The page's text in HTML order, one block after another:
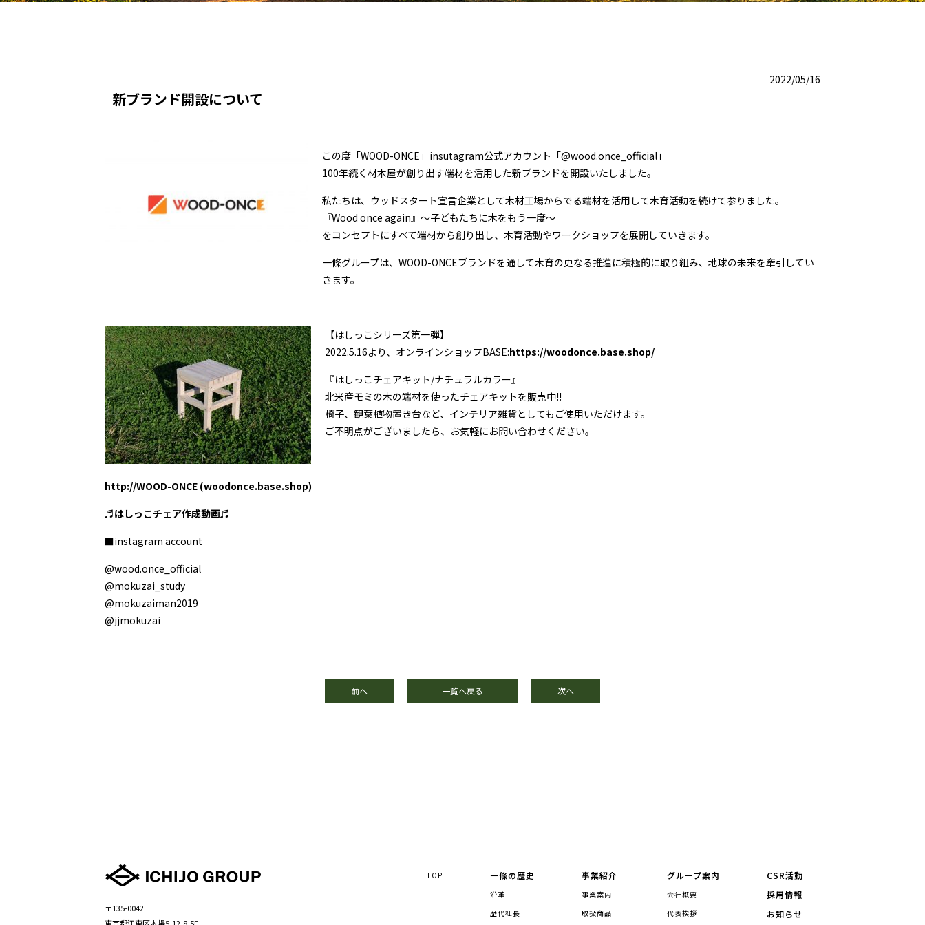
2022/05/16
新ブランド開設について
この度「WOOD-ONCE」insutagram公式アカウント「@wood.once_official 」
100年続く材木屋が創り出す端材を活用した新ブランドを開設いたしました。
私たちは、ウッドスタート宣言企業として木材工場からでる端材を活用して木育活動を続けて参りました。
『Wood once again』～子どもたちに木をもう一度～
をコンセプトにすべて端材から創り出し、木育活動やワークショップを展開していきます。
一條グループは、WOOD-ONCEブランドを通して木育の更なる推進に積極的に取り組み、地球の未来を牽引してい
きます。
【はしっこシリーズ第一弾】
2022.5.16より、オンラインショップBASE:https://woodonce.base.shop/
『はしっこチェアキット/ナチュラルカラー』
北米産モミの木の端材を使ったチェアキットを販売中!!
椅子、観葉植物置き台など、インテリア雑貨としてもご使用いただけます。
ご不明点がございましたら、お気軽にお問い合わせください。
http://WOOD-ONCE (woodonce.base.shop)
♬はしっこチェア作成動画♬
■instagram account
@wood.once_official
@mokuzai_study
@mokuzaiman2019
@jjmokuzai
前へ 一覧へ戻る 次へ
〒135-0042
東京都江東区木場5-12-8-5F
TOP 一條の歴史
沿革
歴代社長
事業紹介
事業案内
取扱商品
グループ案内
会社概要
代表挨拶
CSR活動
採用情報
お知らせ